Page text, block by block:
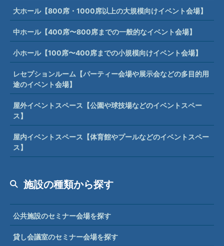
大ホール【800席・1000席以上の大規模向けイベント会場】
中ホール【400席〜800席までの一般的なイベント会場】
小ホール【100席〜400席までの小規模向けイベント会場】
レセプションルーム【パーティー会場や展示会などの多目的用
途のイベント会場】
屋外イベントスペース【公園や球技場などのイベントスペー
ス】
屋内イベントスペース【体育館やプールなどのイベントスペー
ス】
施設の種類から探す
公共施設のセミナー会場を探す
貸し会議室のセミナー会場を探す